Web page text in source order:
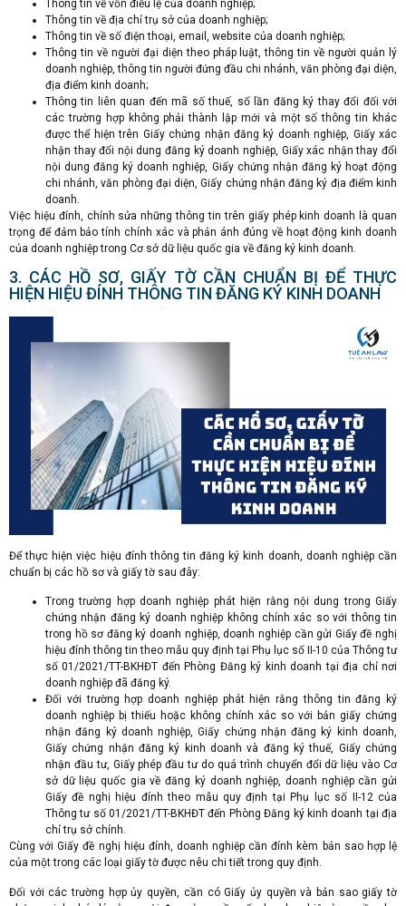
Thông tin về vốn điều lệ của doanh nghiệp;
Thông tin về địa chỉ trụ sở của doanh nghiệp;
Thông tin về số điện thoại, email, website của doanh nghiệp;
Thông tin về người đại diện theo pháp luật, thông tin về người quản lý
doanh nghiệp, thông tin người đứng đầu chi nhánh, văn phòng đại diện,
địa điểm kinh doanh;
Thông tin liên quan đến mã số thuế, số lần đăng ký thay đổi đối với
các trường hợp không phải thành lập mới và một số thông tin khác
được thể hiện trên Giấy chứng nhận đăng ký doanh nghiệp, Giấy xác
nhận thay đổi nội dung đăng ký doanh nghiệp, Giấy xác nhận thay đổi
nội dung đăng ký doanh nghiệp, Giấy chứng nhận đăng ký hoạt động
chi nhánh, văn phòng đại diện, Giấy chứng nhận đăng ký địa điểm kinh
doanh.
Việc hiệu đính, chỉnh sửa những thông tin trên giấy phép kinh doanh là quan
trọng để đảm bảo tính chính xác và phản ánh đúng về hoạt động kinh doanh
của doanh nghiệp trong Cơ sở dữ liệu quốc gia về đăng ký kinh doanh.
3. CÁC HỒ SƠ, GIẤY TỜ CẦN CHUẨN BỊ ĐỂ THỰC
HIỆN HIỆU ĐÍNH THÔNG TIN ĐĂNG KÝ KINH DOANH
Để thực hiện việc hiệu đính thông tin đăng ký kinh doanh, doanh nghiệp cần
chuẩn bị các hồ sơ và giấy tờ sau đây:
Trong trường hợp doanh nghiệp phát hiện rằng nội dung trong Giấy
chứng nhận đăng ký doanh nghiệp không chính xác so với thông tin
trong hồ sơ đăng ký doanh nghiệp, doanh nghiệp cần gửi Giấy đề nghị
hiệu đính thông tin theo mẫu quy định tại Phụ lục số II-10 của Thông tư
số 01/2021/TT-BKHĐT đến Phòng Đăng ký kinh doanh tại địa chỉ nơi
doanh nghiệp đã đăng ký.
Đối với trường hợp doanh nghiệp phát hiện rằng thông tin đăng ký
doanh nghiệp bị thiếu hoặc không chính xác so với bản giấy chứng
nhận đăng ký doanh nghiệp, Giấy chứng nhận đăng ký kinh doanh,
Giấy chứng nhận đăng ký kinh doanh và đăng ký thuế, Giấy chứng
nhận đầu tư, Giấy phép đầu tư do quá trình chuyển đổi dữ liệu vào Cơ
sở dữ liệu quốc gia về đăng ký doanh nghiệp, doanh nghiệp cần gửi
Giấy đề nghị hiệu đính theo mẫu quy định tại Phụ lục số II-12 của
Thông tư số 01/2021/TT-BKHĐT đến Phòng Đăng ký kinh doanh tại địa
chỉ trụ sở chính.
Cùng với Giấy đề nghị hiệu đính, doanh nghiệp cần đính kèm bản sao hợp lệ
của một trong các loại giấy tờ được nêu chi tiết trong quy định.
Đối với các trường hợp ủy quyền, cần có Giấy ủy quyền và bản sao giấy tờ